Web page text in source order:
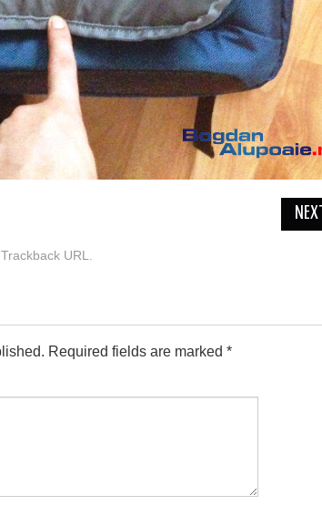
NEXT
Trackback URL.
Required fields are marked *